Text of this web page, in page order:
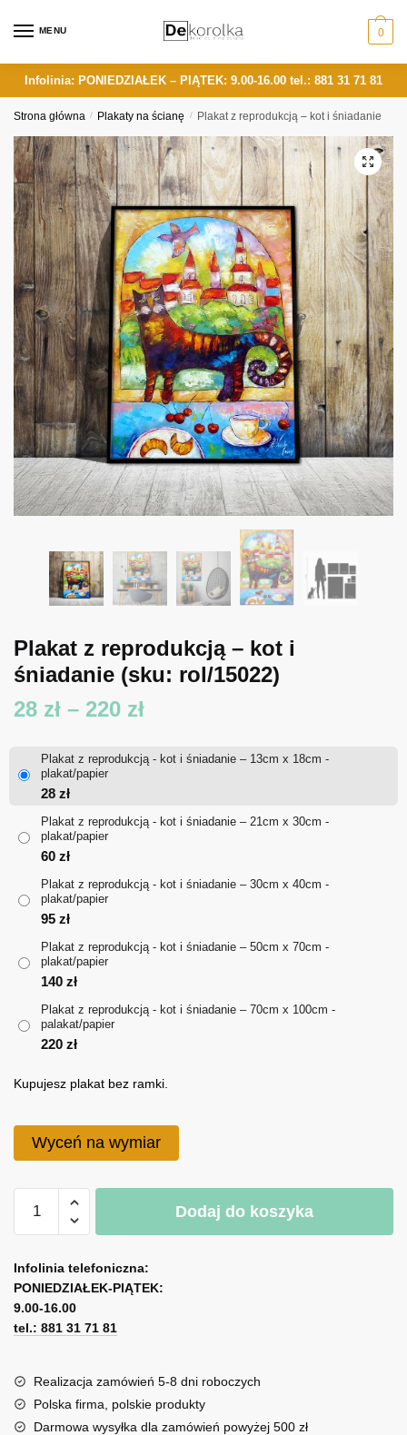
MENU 0
Infolinia: PONIEDZIAŁEK – PIĄTEK: 9.00-16.00 tel.: 881 31 71 81
Strona główna / Plakaty na ścianę / Plakat z reprodukcją – kot i śniadanie
Plakat z reprodukcją – kot i
śniadanie (sku: rol/15022)
28 zł – 220 złZakres
28 zł
220 zł
Plakat z reprodukcją - kot i śniadanie – 13cm x 18cm -
plakat/papier
28 zł
Plakat z reprodukcją - kot i śniadanie – 21cm x 30cm -
plakat/papier
60 zł
Plakat z reprodukcją - kot i śniadanie – 30cm x 40cm -
plakat/papier
95 zł
Plakat z reprodukcją - kot i śniadanie – 50cm x 70cm -
plakat/papier
140 zł
Plakat z reprodukcją - kot i śniadanie – 70cm x 100cm -
palakat/papier
220 zł
Kupujesz plakat bez ramki.
Wyceń na wymiar
Plakat
reprodukcją
-
kot
i
Dodaj do koszyka
l
t
e
r
a
t
i
Infolinia telefoniczna:
PONIEDZIAŁEK-PIĄTEK:
9.00-16.00
tel.: 881 31 71 81
Realizacja zamówień 5-8 dni roboczych
Polska firma, polskie produkty
Darmowa wysyłka dla zamówień powyżej 500 zł